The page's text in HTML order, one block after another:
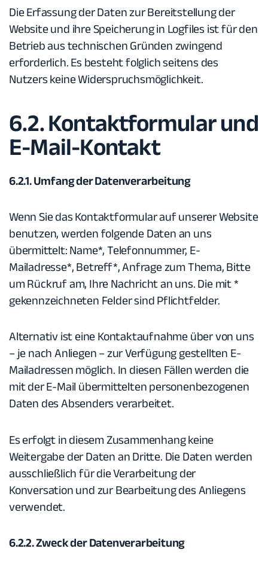
Die Erfassung der Daten zur Bereitstellung der
Website und ihre Speicherung in Logfiles ist für den
Betrieb aus technischen Gründen zwingend
erforderlich. Es besteht folglich seitens des
Nutzers keine Widerspruchsmöglichkeit.
6.2. Kontaktformular und
E-Mail-Kontakt
6.2.1. Umfang der Datenverarbeitung
Wenn Sie das Kontaktformular auf unserer Website
benutzen, werden folgende Daten an uns
übermittelt: Name*, Telefonnummer, E-
Mailadresse*, Betreff*, Anfrage zum Thema, Bitte
um Rückruf am, Ihre Nachricht an uns. Die mit *
gekennzeichneten Felder sind Pflichtfelder.
Alternativ ist eine Kontaktaufnahme über von uns
– je nach Anliegen – zur Verfügung gestellten E-
Mailadressen möglich. In diesen Fällen werden die
mit der E-Mail übermittelten personenbezogenen
Daten des Absenders verarbeitet.
Es erfolgt in diesem Zusammenhang keine
Weitergabe der Daten an Dritte. Die Daten werden
ausschließlich für die Verarbeitung der
Konversation und zur Bearbeitung des Anliegens
verwendet.
6.2.2. Zweck der Datenverarbeitung